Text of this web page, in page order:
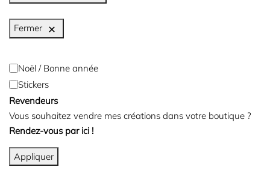
Fermer
Noël / Bonne année
Stickers
Revendeurs
Vous souhaitez vendre mes créations dans votre boutique ?
Rendez-vous par ici !
Appliquer